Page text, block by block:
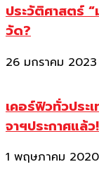
ประวัติศาสตร์
วัด?
26 มกราคม 2023
เคอร์ฟิวทั่วประ
จาฯประกาศแล้ว!
1 พฤษภาคม 2020